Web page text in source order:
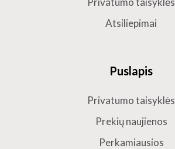
Puslapis
Privatumo taisyklės
Prekių naujienos
Perkamiausios
Atsiliepimai